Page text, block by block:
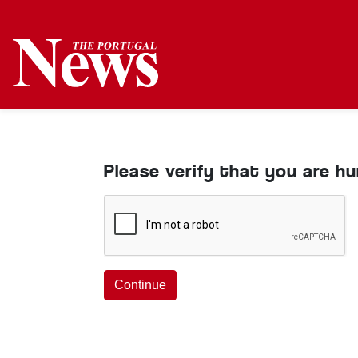
Please verify that you are
Continue